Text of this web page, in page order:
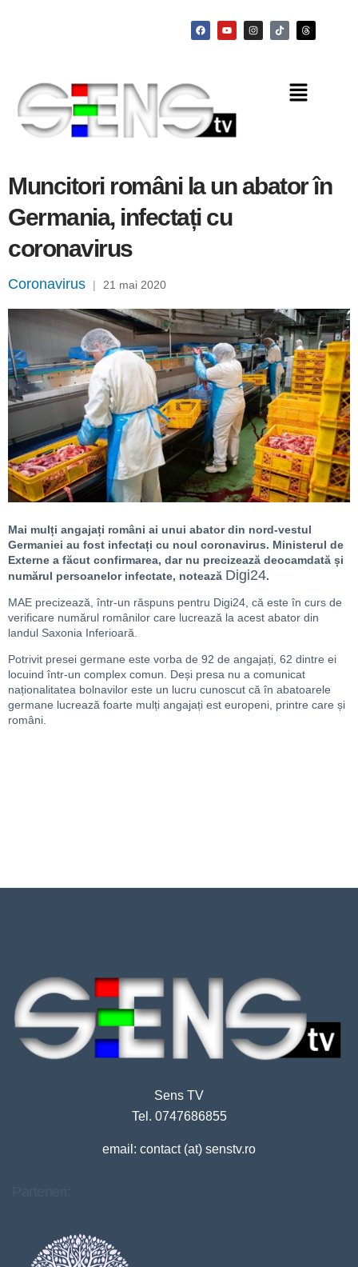
Muncitori români la un abator în
Germania, infectați cu
coronavirus
Coronavirus | 21 mai 2020
Mai mulți angajați români ai unui abator din nord-vestul
Germaniei au fost infectați cu noul coronavirus. Ministerul de
Externe a făcut confirmarea, dar nu precizează deocamdată și
numărul persoanelor infectate, notează Digi24.
MAE precizează, într-un răspuns pentru Digi24, că este în curs de
verificare numărul românilor care lucrează la acest abator din
landul Saxonia Inferioară.
Potrivit presei germane este vorba de 92 de angajați, 62 dintre ei
locuind într-un complex comun. Deși presa nu a comunicat
naționalitatea bolnavilor este un lucru cunoscut că în abatoarele
germane lucrează foarte mulți angajați est europeni, printre care și
români.
Sens TV
Tel. 0747686855
email: contact (at) senstv.ro